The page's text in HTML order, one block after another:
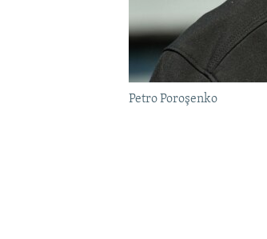
Petro Poroşenko